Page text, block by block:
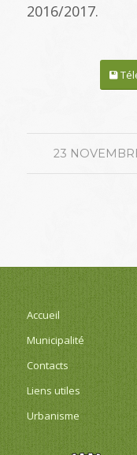
2016/2017.
23 /
Accueil
Municipalité
Contacts
Liens utiles
Urbanisme